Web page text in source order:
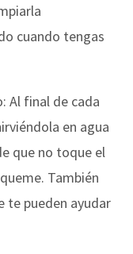
cuando tengas
Al final de cada
en agua
que no toque el
También
te pueden ayudar